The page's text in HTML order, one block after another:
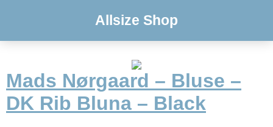
Allsize Shop
Mads Nørgaard – Bluse –
DK Rib Bluna – Black